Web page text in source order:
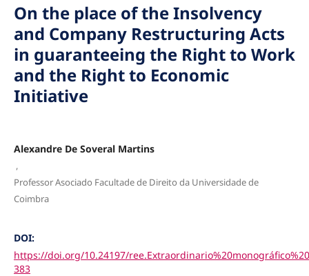
On the place of the Insolvency
and Company Restructuring Acts
in guaranteeing the Right to Work
and the Right to Economic
Initiative
Alexandre De Soveral Martins
,
Professor Asociado Facultade de Direito da Universidade de
Coimbra
DOI:
https://doi.org/10.24197/
383